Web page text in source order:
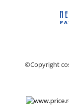
©Copyright